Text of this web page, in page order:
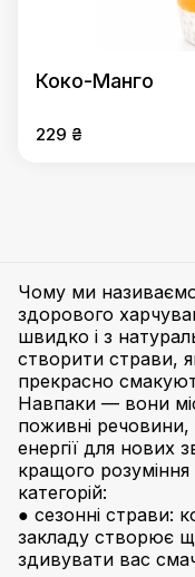
Коко-Манго
229 ₴
Чому ми
здорового
швидко і з
створити страви,
прекрасно
Навпаки — вони
поживні
енергії для нових
кращого
категорій:
● сезонні страви:
закладу створює
здивувати вас